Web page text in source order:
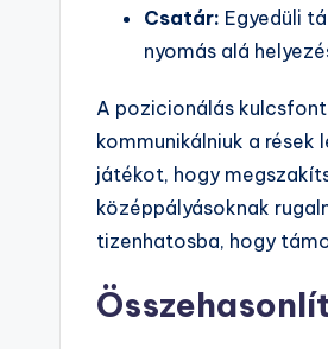
Csatár: Egyedüli
nyomás alá
A pozicionálás
kommunikálniuk a rések
játékot, hogy
középpályásoknak
tizenhatosba, hogy